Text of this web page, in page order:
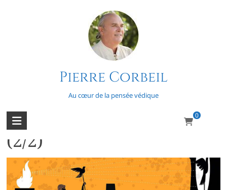
Pierre Corbeil
Au cœur de la pensée védique
0
Coleridge (Samuel Taylor)
D’ombre et de lumière
(2/2)